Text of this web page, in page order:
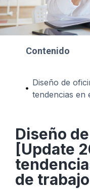
Contenido
Diseño de
tendencias en
Diseño
[Update
de trabajo